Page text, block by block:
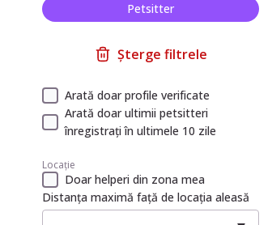
Petsitter
Șterge filtrele
Arată doar profile verificate
Arată doar ultimii petsitteri
înregistrați în ultimele 10 zile
Locație
Doar helperi din zona mea
Distanța maximă față de locația aleasă